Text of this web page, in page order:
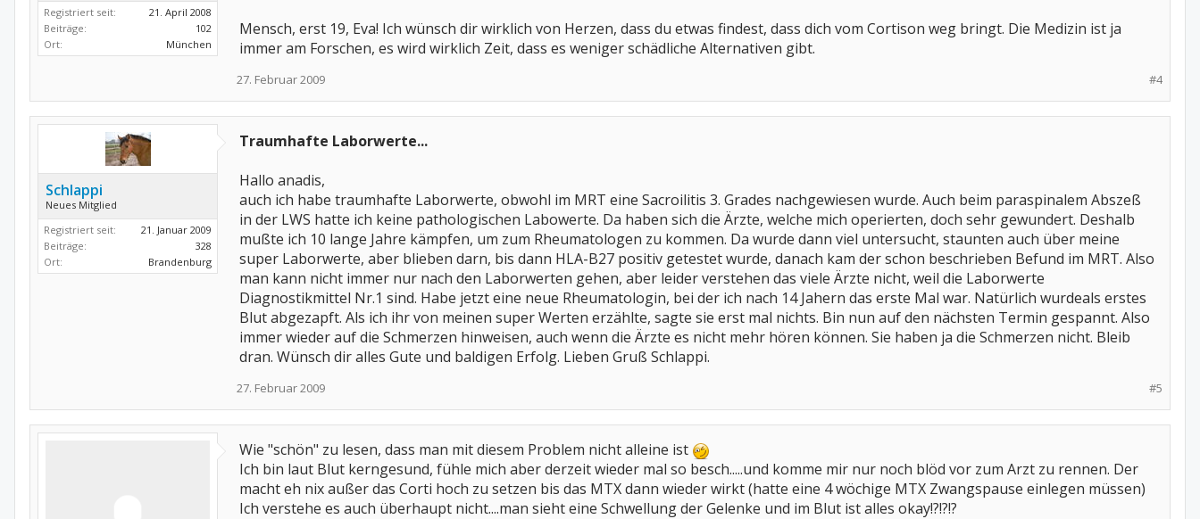
Registriert seit:
21. April 2008
Beiträge:
102
Ort:
München
Mensch, erst 19, Eva! Ich wünsch dir wirklich von Herzen, dass du etwas findest, dass dich vom Cortison weg bringt. Die Medizin ist ja
immer am Forschen, es wird wirklich Zeit, dass es weniger schädliche Alternativen gibt.
#4
27. Februar 2009
Schlappi
Neues Mitglied
Registriert seit:
21. Januar 2009
Beiträge:
328
Ort:
Brandenburg
Traumhafte Laborwerte...
Hallo anadis,
auch ich habe traumhafte Laborwerte, obwohl im MRT eine Sacroilitis 3. Grades nachgewiesen wurde. Auch beim paraspinalem Abszeß
in der LWS hatte ich keine pathologischen Labowerte. Da haben sich die Ärzte, welche mich operierten, doch sehr gewundert. Deshalb
mußte ich 10 lange Jahre kämpfen, um zum Rheumatologen zu kommen. Da wurde dann viel untersucht, staunten auch über meine
super Laborwerte, aber blieben darn, bis dann HLA-B27 positiv getestet wurde, danach kam der schon beschrieben Befund im MRT. Also
man kann nicht immer nur nach den Laborwerten gehen, aber leider verstehen das viele Ärzte nicht, weil die Laborwerte
Diagnostikmittel Nr.1 sind. Habe jetzt eine neue Rheumatologin, bei der ich nach 14 Jahern das erste Mal war. Natürlich wurdeals erstes
Blut abgezapft. Als ich ihr von meinen super Werten erzählte, sagte sie erst mal nichts. Bin nun auf den nächsten Termin gespannt. Also
immer wieder auf die Schmerzen hinweisen, auch wenn die Ärzte es nicht mehr hören können. Sie haben ja die Schmerzen nicht. Bleib
dran. Wünsch dir alles Gute und baldigen Erfolg. Lieben Gruß Schlappi.
#5
27. Februar 2009
Wie "schön" zu lesen, dass man mit diesem Problem nicht alleine ist
Ich bin laut Blut kerngesund, fühle mich aber derzeit wieder mal so besch.....und komme mir nur noch blöd vor zum Arzt zu rennen. Der
macht eh nix außer das Corti hoch zu setzen bis das MTX dann wieder wirkt (hatte eine 4 wöchige MTX Zwangspause einlegen müssen)
Ich verstehe es auch überhaupt nicht....man sieht eine Schwellung der Gelenke und im Blut ist alles okay!?!?!?